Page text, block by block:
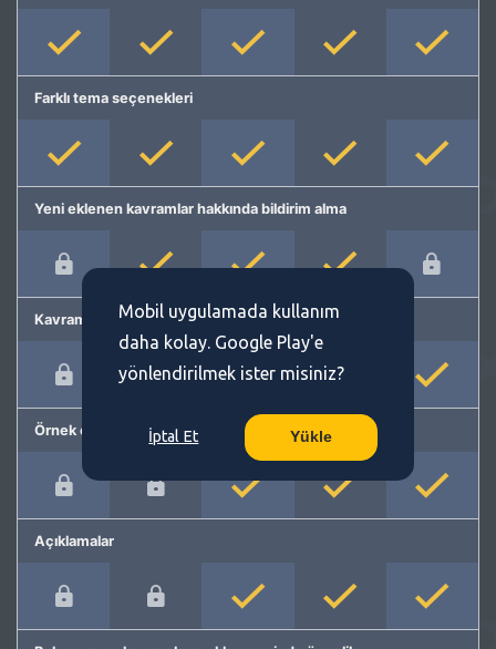
Farklı tema seçenekleri
Yeni eklenen kavramlar hakkında bildirim alma
Kavram önerme
Örnek cümleler
Açıklamalar
Mobil uygulamada kullanım
daha kolay. Google Play'e
yönlendirilmek ister misiniz?
İptal Et Yükle